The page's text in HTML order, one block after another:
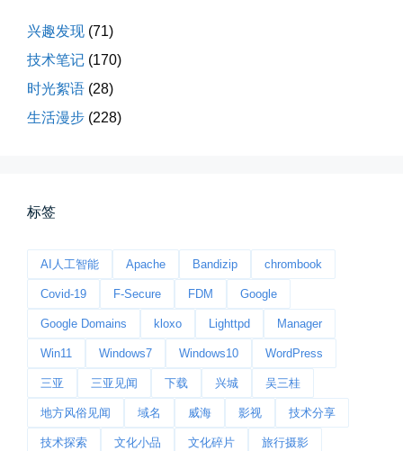
桃花乱落如红雨
李贺“桃花乱落如红雨”与纳兰性...
📅 03-22 09:31👤 Zairun
今日春分
早晨外面阴天，等我在厨房把热的...
📅 03-20 06:35👤 Zairun
兴趣发现 (71)
技术笔记 (170)
时光絮语 (28)
生活漫步 (228)
标签
AI人工智能 Apache Bandizip chrombook
Covid-19 F-Secure FDM Google
Google Domains kloxo Lighttpd Manager
Win11 Windows7 Windows10 WordPress
三亚 三亚见闻 下载 兴城 吴三桂
地方风俗见闻 域名 威海 影视 技术分享
技术探索 文化小品 文化碎片 旅行摄影